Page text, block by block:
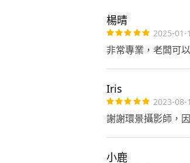
楊晴
2025-01-
非常專業，老闆可
Iris
2023-08-
謝謝環景攝影師，
小鹿